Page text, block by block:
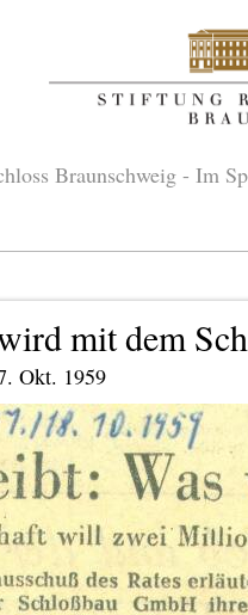
Braunschweig - Im
mit dem
Okt. 1959